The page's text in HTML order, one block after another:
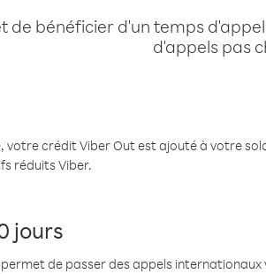
de bénéficier d'un temps
d'appels pas
crédit Viber Out est ajouté à votre
réduits Viber.
jours
de passer des appels